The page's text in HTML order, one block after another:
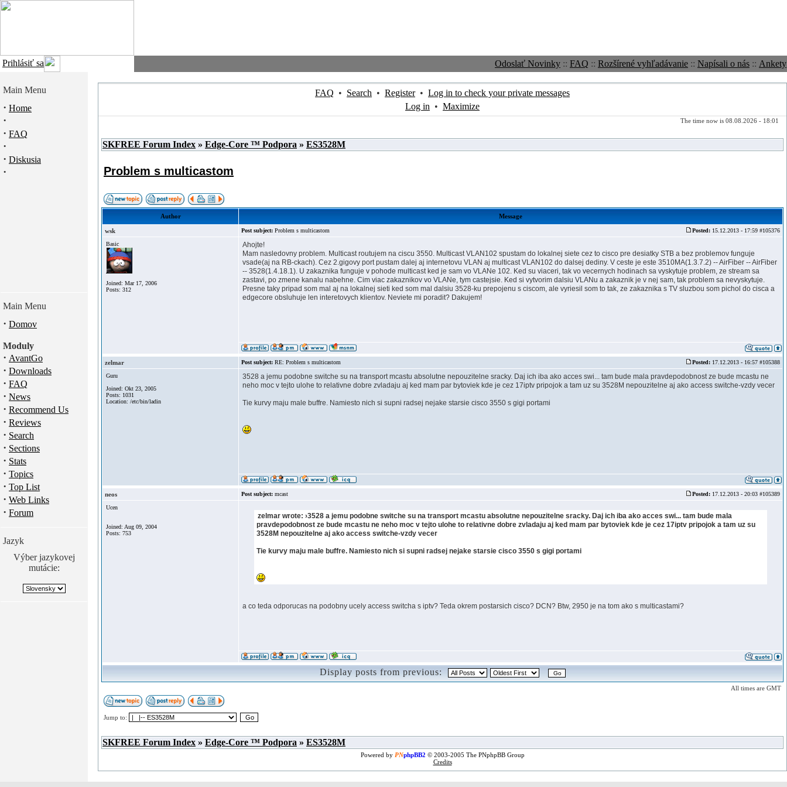
Prihlásiť sa Odoslať Novinky :: FAQ :: Rozšírené vyhľadávanie :: Napísali o nás :: Ankety
Main Menu
· Home
·
· FAQ
·
· Diskusia
·
Main Menu
· Domov
Moduly
· AvantGo
· Downloads
· FAQ
· News
· Recommend Us
· Reviews
· Search
· Sections
· Stats
· Topics
· Top List
· Web Links
· Forum
Jazyk
Výber jazykovej
mutácie:
FAQ • Search • Register• Log in to check your private messages
Log in • Maximize
The time now is 08.08.2026 - 18:01
SKFREE Forum Index » Edge-Core ™ Podpora » ES3528M
Problem s multicastom
Author Message
wsk Post subject: Problem s multicastom Posted: 15.12.2013 - 17:59 #105376
Basic
Joined: Mar 17, 2006
Posts: 312
Ahojte!
Mam nasledovny problem. Multicast routujem na ciscu 3550. Multicast VLAN102 spustam do lokalnej siete cez to cisco pre desiatky STB a bez problemov funguje
vsade(aj na RB-ckach). Cez 2.gigovy port pustam dalej aj internetovu VLAN aj multicast VLAN102 do dalsej dediny. V ceste je este 3510MA(1.3.7.2) -- AirFiber -- AirFiber
-- 3528(1.4.18.1). U zakaznika funguje v pohode multicast ked je sam vo VLANe 102. Ked su viaceri, tak vo vecernych hodinach sa vyskytuje problem, ze stream sa
zastavi, po zmene kanalu nabehne. Cim viac zakaznikov vo VLANe, tym castejsie. Ked si vytvorim dalsiu VLANu a zakaznik je v nej sam, tak problem sa nevyskytuje.
Presne taky pripad som mal aj na lokalnej sieti ked som mal dalsiu 3528-ku prepojenu s ciscom, ale vyriesil som to tak, ze zakaznika s TV sluzbou som pichol do cisca a
edgecore obsluhuje len interetovych klientov. Neviete mi poradit? Dakujem!
zelmar Post subject: RE: Problem s multicastom Posted: 17.12.2013 - 16:57 #105388
Guru
Joined: Okt 23, 2005
Posts: 1031
Location: /etc/bin/ladin
3528 a jemu podobne switche su na transport mcastu absolutne nepouzitelne sracky. Daj ich iba ako acces swi... tam bude mala pravdepodobnost ze bude mcastu ne
neho moc v tejto ulohe to relativne dobre zvladaju aj ked mam par bytoviek kde je cez 17iptv pripojok a tam uz su 3528M nepouzitelne aj ako access switche-vzdy vecer
Tie kurvy maju male buffre. Namiesto nich si supni radsej nejake starsie cisco 3550 s gigi portami
neos Post subject: mcast Posted: 17.12.2013 - 20:03 #105389
Ucen
Joined: Aug 09, 2004
Posts: 753
zelmar wrote: ›3528 a jemu podobne switche su na transport mcastu absolutne nepouzitelne sracky. Daj ich iba ako acces swi... tam bude mala
pravdepodobnost ze bude mcastu ne neho moc v tejto ulohe to relativne dobre zvladaju aj ked mam par bytoviek kde je cez 17iptv pripojok a tam uz su
3528M nepouzitelne aj ako access switche-vzdy vecer
Tie kurvy maju male buffre. Namiesto nich si supni radsej nejake starsie cisco 3550 s gigi portami
a co teda odporucas na podobny ucely access switcha s iptv? Teda okrem postarsich cisco? DCN? Btw, 2950 je na tom ako s multicastami?
Display posts from previous:
All times are GMT
Jump to:
SKFREE Forum Index » Edge-Core ™ Podpora » ES3528M
Powered by PNphpBB2 © 2003-2005 The PNphpBB Group
Credits